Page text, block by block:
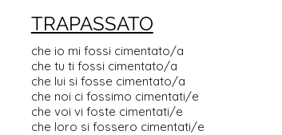
TRAPASSATO
che io mi fossi cimentato/a
che tu ti fossi cimentato/a
che lui si fosse cimentato/a
che noi ci fossimo cimentati/e
che voi vi foste cimentati/e
che loro si fossero cimentati/e